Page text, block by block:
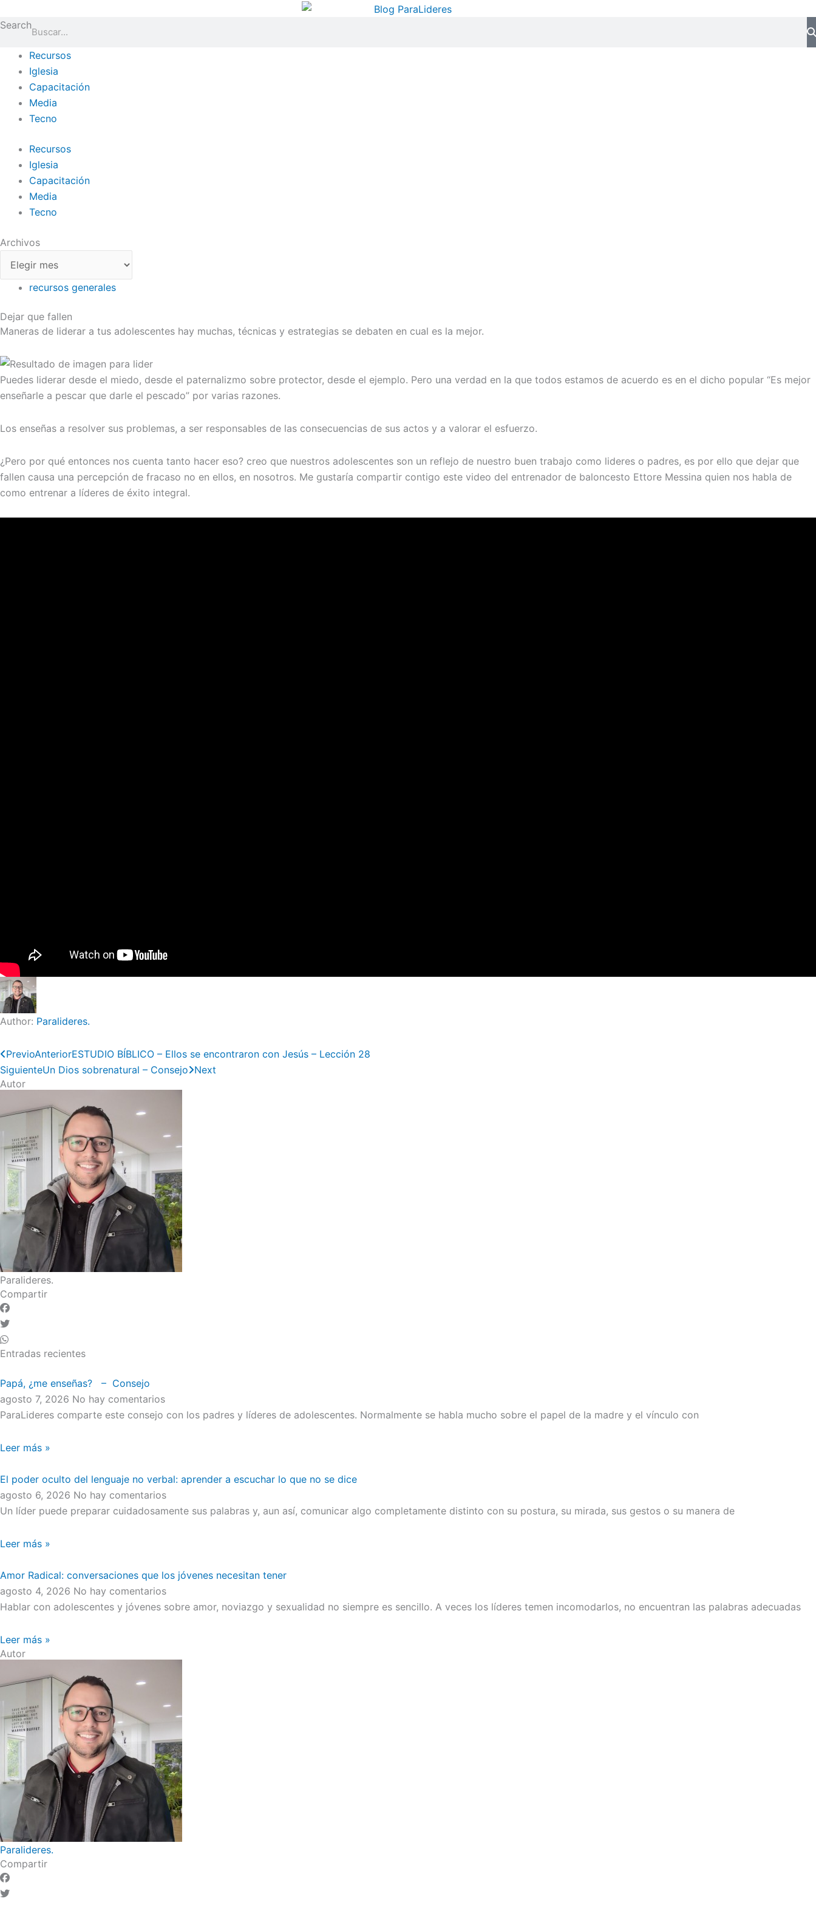
al
contenido
Search
Recursos
Iglesia
Capacitación
Media
Tecno
Recursos
Iglesia
Capacitación
Media
Tecno
Archivos
recursos generales
Dejar que fallen
Maneras de liderar a tus adolescentes hay muchas, técnicas y estrategias se debaten en cual es la mejor.
Puedes liderar desde el miedo, desde el paternalizmo sobre protector, desde el ejemplo. Pero una verdad en la que todos estamos de acuerdo es en el dicho popular “Es mejor
enseñarle a pescar que darle el pescado” por varias razones.
Los enseñas a resolver sus problemas, a ser responsables de las consecuencias de sus actos y a valorar el esfuerzo.
¿Pero por qué entonces nos cuenta tanto hacer eso? creo que nuestros adolescentes son un reflejo de nuestro buen trabajo como lideres o padres, es por ello que dejar que
fallen causa una percepción de fracaso no en ellos, en nosotros. Me gustaría compartir contigo este video del entrenador de baloncesto Ettore Messina quien nos habla de
como entrenar a líderes de éxito integral.
Author: Paralideres.
PrevioAnteriorESTUDIO BÍBLICO – Ellos se encontraron con Jesús – Lección 28
SiguienteUn Dios sobrenatural – Consejo Next
Autor
Paralideres.
Compartir
Entradas recientes
Papá, ¿me enseñas? – Consejo
agosto 7, 2026 No hay comentarios
ParaLideres comparte este consejo con los padres y líderes de adolescentes. Normalmente se habla mucho sobre el papel de la madre y el vínculo con
Leer más »
El poder oculto del lenguaje no verbal: aprender a escuchar lo que no se dice
agosto 6, 2026 No hay comentarios
Un líder puede preparar cuidadosamente sus palabras y, aun así, comunicar algo completamente distinto con su postura, su mirada, sus gestos o su manera de
Leer más »
Amor Radical: conversaciones que los jóvenes necesitan tener
agosto 4, 2026 No hay comentarios
Hablar con adolescentes y jóvenes sobre amor, noviazgo y sexualidad no siempre es sencillo. A veces los líderes temen incomodarlos, no encuentran las palabras adecuadas
Leer más »
Autor
Paralideres.
Compartir